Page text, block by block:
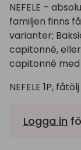
NEFELE –
familjen finns
varianter;
capitonné,
capitonné med
NEFELE 1P,
Logga in